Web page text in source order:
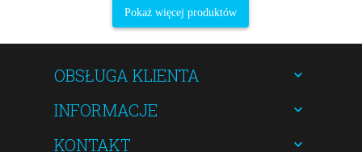
Pokaż więcej produktów
OBSŁUGA KLIENTA
INFORMACJE
KONTAKT